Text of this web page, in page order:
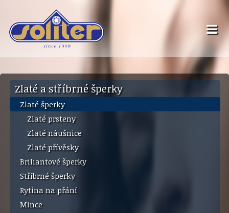
Zlaté a stříbrné šperky
Zlaté šperky
Zlaté prsteny
Zlaté náušnice
Zlaté přívěsky
Briliantové šperky
Stříbrné šperky
Rytina na přání
Mince